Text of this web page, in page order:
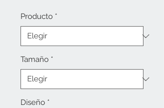
Producto *
Tamaño *
Diseño *